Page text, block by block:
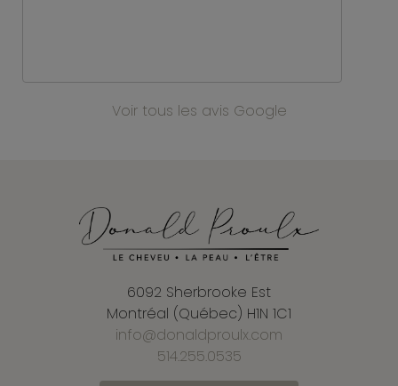
Voir tous les avis Google
6092 Sherbrooke Est
Montréal (Québec) H1N 1C1
info@donaldproulx.com
514.255.0535